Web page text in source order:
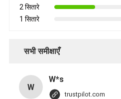
2 सितारे
1 सितारे
सभी समीक्षाएँ
W
W*s
trustpilot.com